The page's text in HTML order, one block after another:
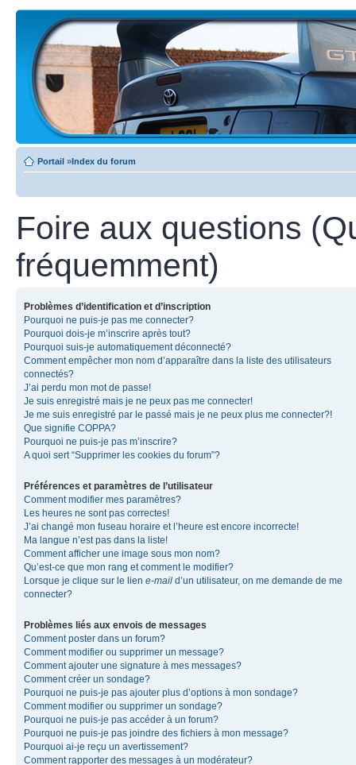
Portail »Index du forum
Foire aux questions
fréquemment)
Problèmes d’identification et d’inscription
Pourquoi ne puis-je pas me connecter?
Pourquoi dois-je m’inscrire après tout?
Pourquoi suis-je automatiquement déconnecté?
Comment empêcher mon nom d’apparaître dans la liste des utilisateurs
connectés?
J’ai perdu mon mot de passe!
Je suis enregistré mais je ne peux pas me connecter!
Je me suis enregistré par le passé mais je ne peux plus me connecter?!
Que signifie COPPA?
Pourquoi ne puis-je pas m’inscrire?
A quoi sert “Supprimer les cookies du forum”?
Préférences et paramètres de l’utilisateur
Comment modifier mes paramètres?
Les heures ne sont pas correctes!
J’ai changé mon fuseau horaire et l’heure est encore incorrecte!
Ma langue n’est pas dans la liste!
Comment afficher une image sous mon nom?
Qu’est-ce que mon rang et comment le modifier?
Lorsque je clique sur le lien e-mail d’un utilisateur, on me demande de me
connecter?
Problèmes liés aux envois de messages
Comment poster dans un forum?
Comment modifier ou supprimer un message?
Comment ajouter une signature à mes messages?
Comment créer un sondage?
Pourquoi ne puis-je pas ajouter plus d’options à mon sondage?
Comment modifier ou supprimer un sondage?
Pourquoi ne puis-je pas accéder à un forum?
Pourquoi ne puis-je pas joindre des fichiers à mon message?
Pourquoi ai-je reçu un avertissement?
Comment rapporter des messages à un modérateur?